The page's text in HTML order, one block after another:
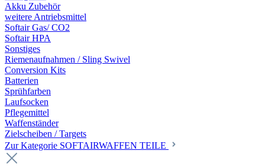
Akku Zubehör
weitere Antriebsmittel
Softair Gas/ CO2
Softair HPA
Sonstiges
Riemenaufnahmen / Sling Swivel
Conversion Kits
Batterien
Sprühfarben
Laufsocken
Pflegemittel
Waffenständer
Zielscheiben / Targets
Zur Kategorie SOFTAIRWAFFEN TEILE